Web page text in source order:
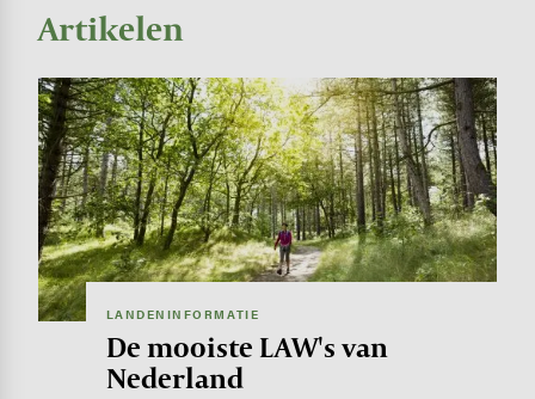
Artikelen
Image
LANDENINFORMATIE
De mooiste LAW's van
Nederland